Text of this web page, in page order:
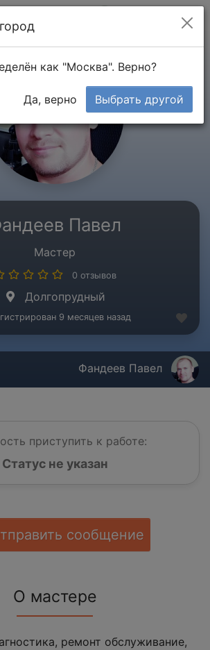
Павел
Мастер
0 отзывов
Долгопрудный
9 месяцев назад
Фандеев Павел
приступить к работе:
Статус не указан
сообщение
О мастере
ремонт обслуживание,
как "Москва". Верно?
Да, верно Выбрать другой